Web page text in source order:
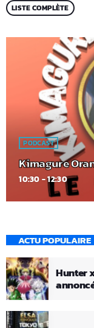
LISTE COMPLÈTE
PODCAST
Kimagure
10:30 - 12:30
ACTU POPULAIRE
Hunter